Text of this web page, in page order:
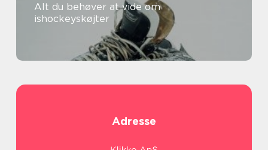
Alt du behøver at vide om
ishockeyskøjter
Adresse